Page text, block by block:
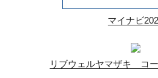
マイナビ
リブウェルヤマザキ コ